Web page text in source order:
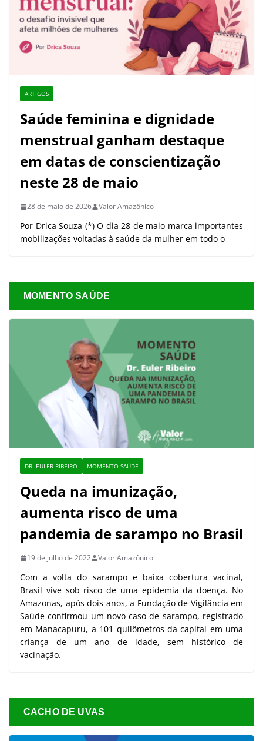
ARTIGOS
Saúde feminina e dignidade
menstrual ganham destaque
em datas de conscientização
neste 28 de maio
28 de maio de 2026 Valor Amazônico
Por Drica Souza (*) O dia 28 de maio marca importantes
mobilizações voltadas à saúde da mulher em todo o
MOMENTO SAÚDE
DR. EULER RIBEIRO MOMENTO SAÚDE
Queda na imunização,
aumenta risco de uma
pandemia de sarampo no Brasil
19 de julho de 2022 Valor Amazônico
Com a volta do sarampo e baixa cobertura vacinal,
Brasil vive sob risco de uma epidemia da doença. No
Amazonas, após dois anos, a Fundação de Vigilância em
Saúde confirmou um novo caso de sarampo, registrado
em Manacapuru, a 101 quilômetros da capital em uma
criança de um ano de idade, sem histórico de
vacinação.
CACHO DE UVAS